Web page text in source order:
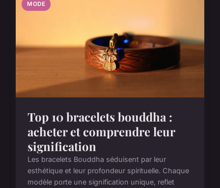
MODE
Top 10 bracelets bouddha :
acheter et comprendre leur
signification
Les bracelets Bouddha séduisent par leur
esthétique et leur profondeur spirituelle. Chaque
modèle porte une signification unique, reflet